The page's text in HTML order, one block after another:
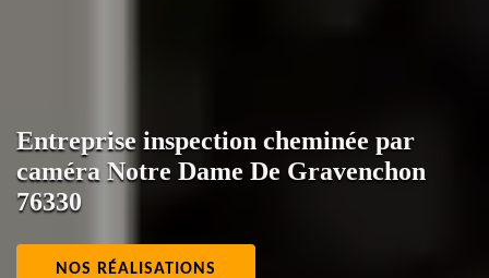
Entreprise inspection cheminée par
caméra Notre Dame De Gravenchon
76330
NOS RÉALISATIONS